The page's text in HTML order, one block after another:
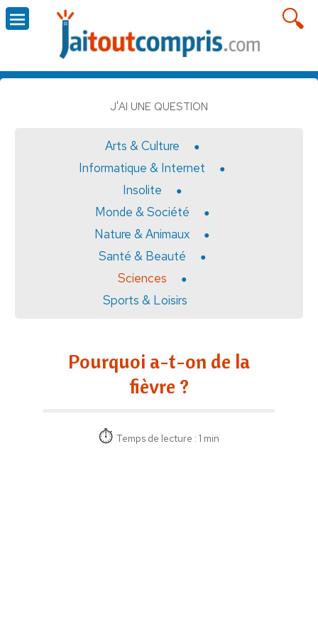
J'AI UNE QUESTION
Arts & Culture
Informatique & Internet
Insolite
Monde & Société
Nature & Animaux
Santé & Beauté
Sciences
Sports & Loisirs
Pourquoi a-t-on de la
fièvre ?
Temps de lecture : 1 min